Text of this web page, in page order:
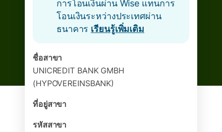
การโอนเงินผ่าน Wise แทนการ
โอนเงินระหว่างประเทศผ่าน
ธนาคาร เรียนรู้เพิ่มเติม
ชื่อสาขา
UNICREDIT BANK GMBH
(HYPOVEREINSBANK)
ที่อยู่สาขา
รหัสสาขา